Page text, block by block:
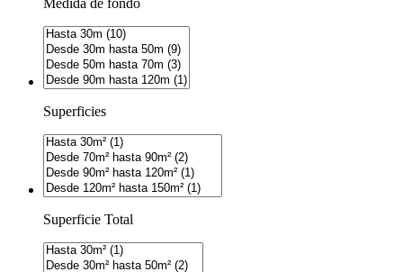
Medida de fondo
Superficies
Superficie Total